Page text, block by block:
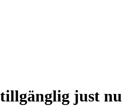
just nu